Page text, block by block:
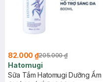
82.000 ₫205.000 ₫
Hatomugi
Sữa Tắm Hatomugi Dưỡng Ẩm